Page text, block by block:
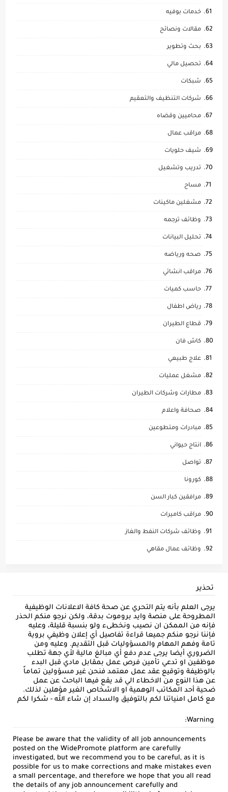
خدمات بوفيه
مقالات ونصائح
بحث وتطوير
تحصيل مالي
شبكات
شركات التنظيف والتعقيم
محاميين وقضاه
مراقب عمال
شيف حلويات
تدريب وتشغيل
مساح
مشغلين ماكينات
وظائف ترجمه
تحليل البيانات
صحه ورياضه
مراقب انشائي
حاسب كميات
رياض اطفال
قطاع الطيران
كاش فان
علاج طبيعي
مشغل عمليات
مطارات وشركات الطيران
صحافة واعلام
مبادرات ومتطوعين
انتاج حيواني
تواصل
كورونا
مرافقين كبار السن
مراقب كاميرات
وظائف شركات النفط والغاز
وظائف عمال مقاهي
تحذير
يرجى العلم بأنه يتم التحري عن صحة كافة الاعلانات الوظيفية
المطروحة على منصة وايد بروموت بدقة، ولكن نرجو منكم الحذر
فإنه من الممكن ان نصيب ونخطىء ولو بنسبة قليلة، وعليه
فإننا نرجو منكم جميعا قراءة تفاصيل أي إعلان وظيفي بروية
تامة وفهم المهام والمسؤوليات قبل التقديم. وعليه ومن
الضروري أيضا يرجى عدم دفع أي مبالغ مالية لأي جهة تطلب
موظفين او تدعي تأمين فرص عمل بمقابل مادي قبل البدء
بالوظيفة وتوقيع عقد عمل معتمد فنحن غير مسؤولين تماماً
عن هذا النوع من الاخطاء الي قد يقع فيها الباحث عن عمل
ضحية أحد المكاتب الوهمية او الاشخاص الغير مؤهلين لذلك.
مع كامل امنياتنا لكم بالتوفيق والسداد إن شاء الله - شكرا لكم
Warning:
Please be aware that the validity of all job announcements
posted on the WidePromote platform are carefully
investigated, but we recommend you to be careful, as it is
possible for us to make corrections and make mistakes even
a small percentage, and therefore we hope that you all read
the details of any job announcement carefully and